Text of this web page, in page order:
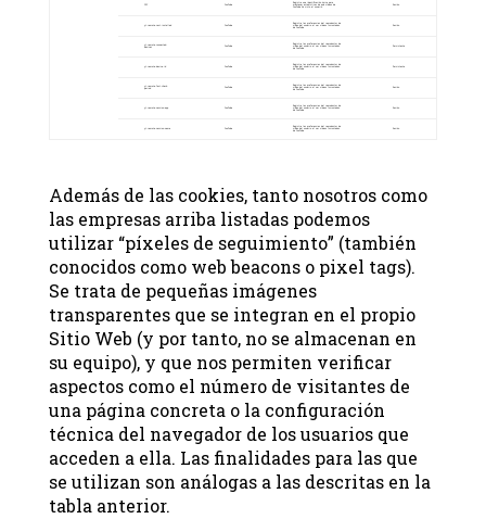
YSC YouTube
Registra una identificación única para mantener estadísticas de qué vídeos de YouTube ha visto el usuario
Sesión
yt-remote-cast-installed YouTube
Registra las preferencias del reproductor de vídeo del usuario al ver vídeos incrustados de YouTube
Sesión
yt-remote-connected-devices YouTube
Registra las preferencias del reproductor de vídeo del usuario al ver vídeos incrustados de YouTube
Persistente
yt-remote-device-id YouTube
Registra las preferencias del reproductor de vídeo del usuario al ver vídeos incrustados de YouTube
Persistente
yt-remote-fast-check-period YouTube
Registra las preferencias del reproductor de vídeo del usuario al ver vídeos incrustados de YouTube
Sesión
yt-remote-session-app YouTube
Registra las preferencias del reproductor de vídeo del usuario al ver vídeos incrustados de YouTube
Sesión
yt-remote-session-name YouTube
Registra las preferencias del reproductor de vídeo del usuario al ver vídeos incrustados de YouTube
Sesión
Además de las cookies, tanto nosotros como
las empresas arriba listadas podemos
utilizar “píxeles de seguimiento” (también
conocidos como web beacons o pixel tags).
Se trata de pequeñas imágenes
transparentes que se integran en el propio
Sitio Web (y por tanto, no se almacenan en
su equipo), y que nos permiten verificar
aspectos como el número de visitantes de
una página concreta o la configuración
técnica del navegador de los usuarios que
acceden a ella. Las finalidades para las que
se utilizan son análogas a las descritas en la
tabla anterior.